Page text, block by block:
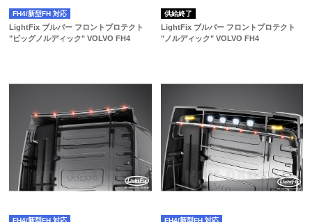
FH4/新型FH 対応
LightFix ブルバー フロントプロテクト
"ビッグノルディック" VOLVO FH4
供給終了
LightFix ブルバー フロントプロテクト
"ノルディック" VOLVO FH4
FH4/新型FH 対応 FH4/新型FH 対応